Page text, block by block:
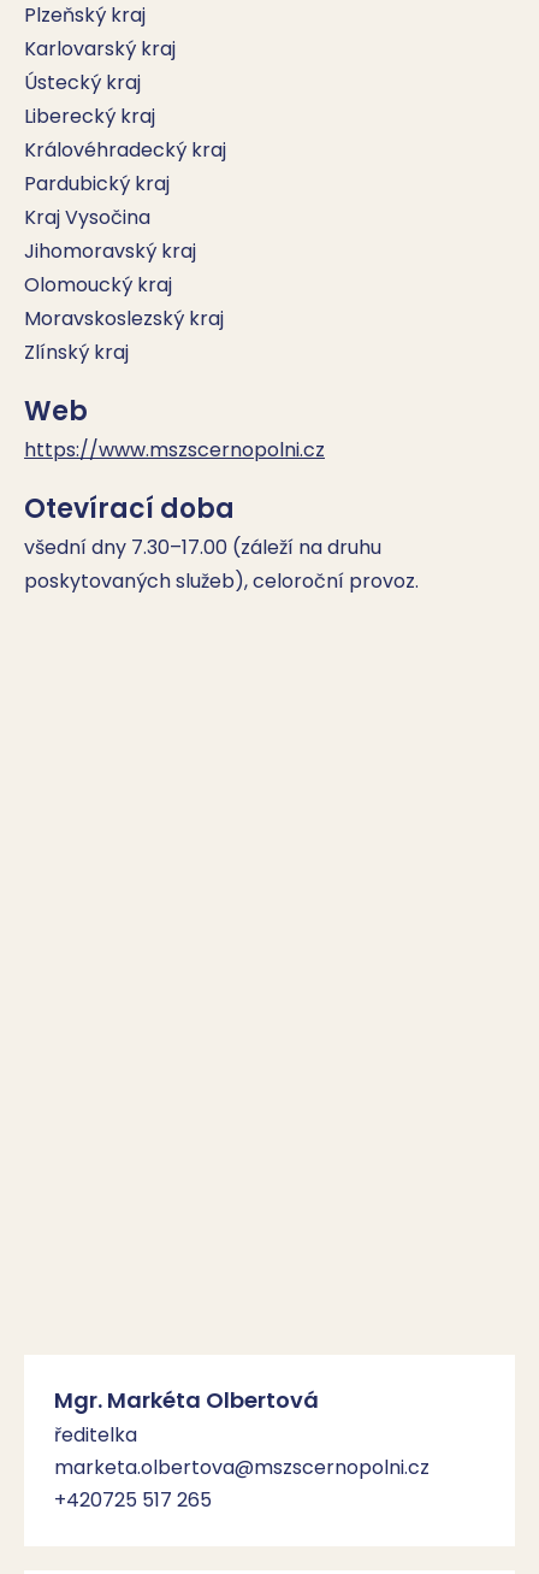
Plzeňský kraj
Karlovarský kraj
Ústecký kraj
Liberecký kraj
Královéhradecký kraj
Pardubický kraj
Kraj Vysočina
Jihomoravský kraj
Olomoucký kraj
Moravskoslezský kraj
Zlínský kraj
Web
https://www.mszscernopolni.cz
Otevírací doba
všední dny 7.30–17.00 (záleží na druhu
poskytovaných služeb), celoroční provoz.
Mgr. Markéta Olbertová
ředitelka
marketa.olbertova@mszscernopolni.cz
+420725 517 265